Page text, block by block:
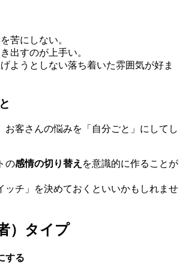
苦にしない。
出すのが上手い。
ようとしない落ち着いた雰囲気が好ま
お客さんの悩みを「自分ごと」にしてし
の感情の切り替え を意識的に作ることが
ッチ」を決めておくといいかもしれませ
）タイプ
する